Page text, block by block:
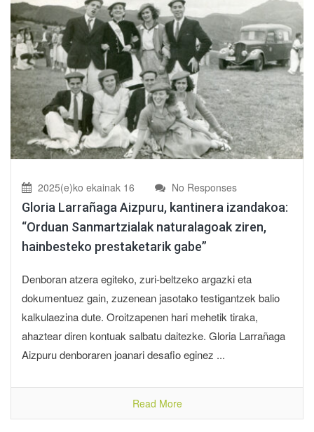
2025(e)ko ekainak 16 No Responses
Gloria Larrañaga Aizpuru, kantinera izandakoa:
“Orduan Sanmartzialak naturalagoak ziren,
hainbesteko prestaketarik gabe”
Denboran atzera egiteko, zuri-beltzeko argazki eta
dokumentuez gain, zuzenean jasotako testigantzek balio
kalkulaezina dute. Oroitzapenen hari mehetik tiraka,
ahaztear diren kontuak salbatu daitezke. Gloria Larrañaga
Aizpuru denboraren joanari desafio eginez ...
Read More